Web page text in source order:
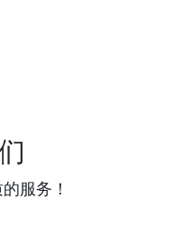
服务！